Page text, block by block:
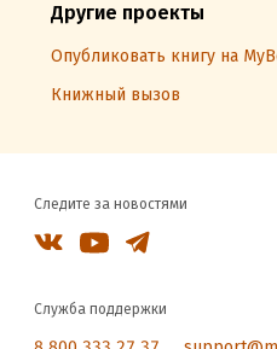
Другие проекты
Опубликовать книгу на
Книжный вызов
Следите за новостями
Служба поддержки